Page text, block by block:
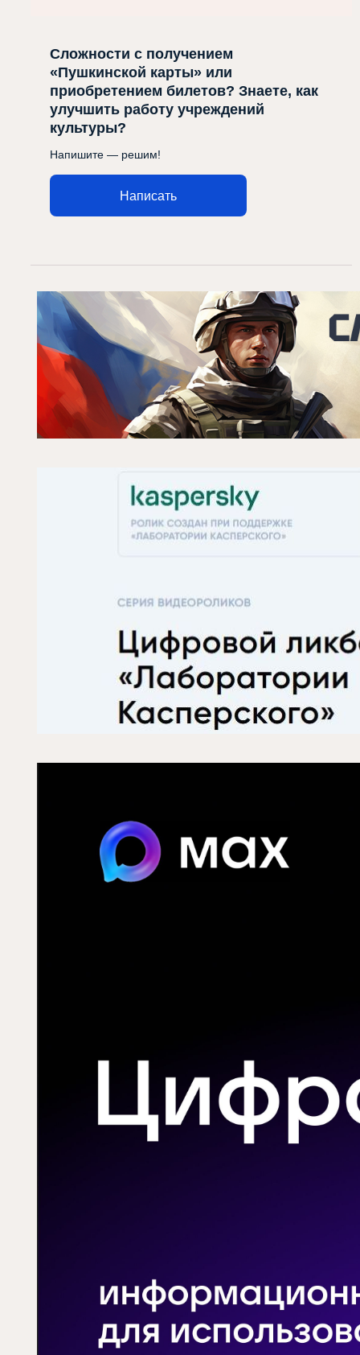
Сложности с получением
«Пушкинской карты» или
приобретением билетов? Знаете, как
улучшить работу учреждений
культуры?
Напишите — решим!
Написать